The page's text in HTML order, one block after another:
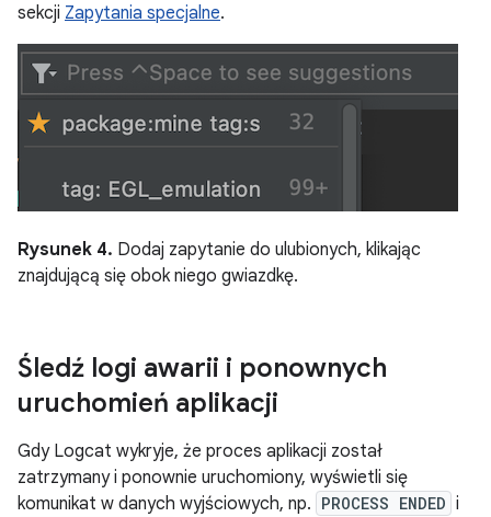
sekcji Zapytania specjalne.
Rysunek 4. Dodaj zapytanie do ulubionych, klikając
znajdującą się obok niego gwiazdkę.
Śledź logi awarii i ponownych
uruchomień aplikacji
Gdy Logcat wykryje, że proces aplikacji został
zatrzymany i ponownie uruchomiony, wyświetli się
komunikat w danych wyjściowych, np. PROCESS ENDED i